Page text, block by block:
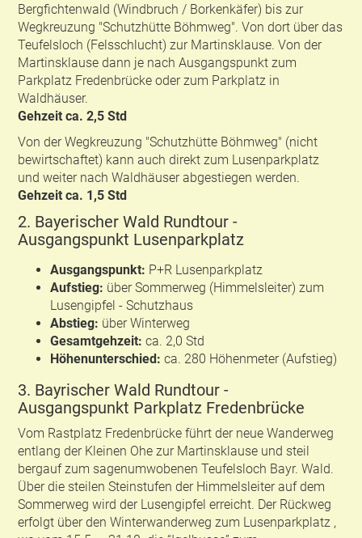
Bergfichtenwald (Windbruch / Borkenkäfer) bis zur
Wegkreuzung "Schutzhütte Böhmweg". Von dort über das
Teufelsloch (Felsschlucht) zur Martinsklause. Von der
Martinsklause dann je nach Ausgangspunkt zum
Parkplatz Fredenbrücke oder zum Parkplatz in
Waldhäuser.
Gehzeit ca. 2,5 Std
Von der Wegkreuzung "Schutzhütte Böhmweg" (nicht
bewirtschaftet) kann auch direkt zum Lusenparkplatz
und weiter nach Waldhäuser abgestiegen werden.
Gehzeit ca. 1,5 Std
2. Bayerischer Wald Rundtour -
Ausgangspunkt Lusenparkplatz
Ausgangspunkt: P+R Lusenparkplatz
Aufstieg: über Sommerweg (Himmelsleiter) zum
Lusengipfel - Schutzhaus
Abstieg: über Winterweg
Gesamtgehzeit: ca. 2,0 Std
Höhenunterschied: ca. 280 Höhenmeter (Aufstieg)
3. Bayrischer Wald Rundtour -
Ausgangspunkt Parkplatz Fredenbrücke
Vom Rastplatz Fredenbrücke führt der neue Wanderweg
entlang der Kleinen Ohe zur Martinsklause und steil
bergauf zum sagenumwobenen Teufelsloch Bayr. Wald.
Über die steilen Steinstufen der Himmelsleiter auf dem
Sommerweg wird der Lusengipfel erreicht. Der Rückweg
erfolgt über den Winterwanderweg zum Lusenparkplatz ,